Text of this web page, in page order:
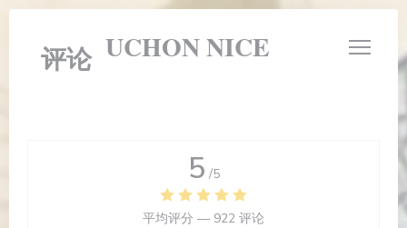
Cookie管理面板
LE BOUCHON NICE
评论
5 /5
平均评分 — 922 评论